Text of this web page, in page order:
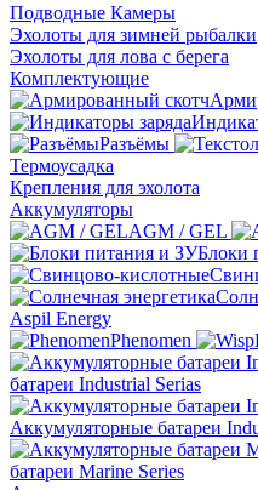
Подводные Камеры
Эхолоты для зимней рыбалки
Эхолоты для лова с берега
Комплектующие
Разъёмы
Термоусадка
Крепления для эхолота
Аккумуляторы
AGM / GEL
Блоки
Aspil Energy
Phenomen
батареи Industrial Serias
Аккумуляторные батареи
батареи Marine Series